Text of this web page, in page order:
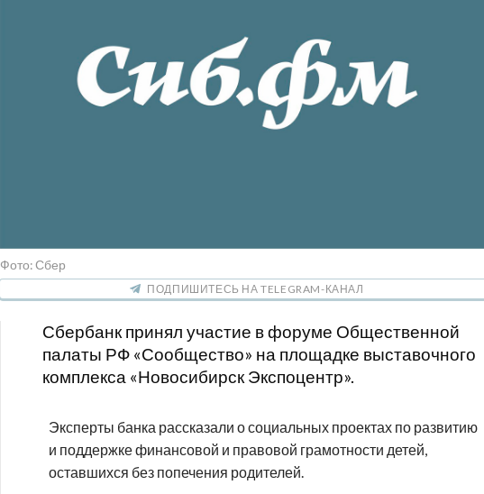
Фото: Сбер
ПОДПИШИТЕСЬ НА TELEGRAM-КАНАЛ
Сбербанк принял участие в форуме Общественной
палаты РФ «Сообщество» на площадке выставочного
комплекса «Новосибирск Экспоцентр».
Эксперты банка рассказали о социальных проектах по развитию
и поддержке финансовой и правовой грамотности детей,
оставшихся без попечения родителей.